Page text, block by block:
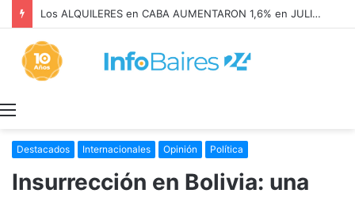
Los ALQUILERES en CABA AUMENTARON 1,6% en JULIO: 17,5% en 2026
Destacados Internacionales Opinión Política
Insurrección en Bolivia: una